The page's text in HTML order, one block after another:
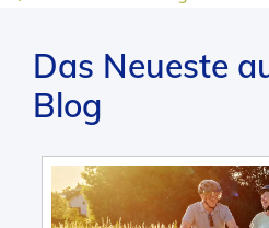
Das Neueste
Blog